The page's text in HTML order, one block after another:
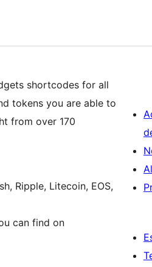
shortcodes for all
tokens you are able to
from over 170
Ripple, Litecoin, EOS,
can find on